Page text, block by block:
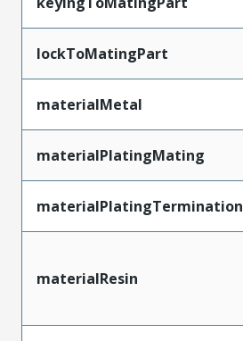
lockToMatingPart
materialMetal
materialPlatingMating
materialPlatingTermination
materialResin